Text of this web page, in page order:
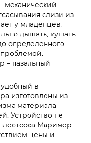
механический
слизи из
у младенцев,
дышать, кушать,
определенного
проблемой.
– назальный
в
изготовлены из
материала –
Устройство не
Маример
цены и